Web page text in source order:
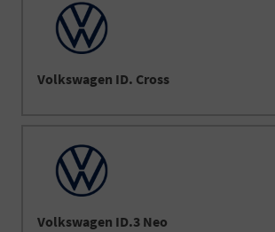
Volkswagen ID. Cross
Volkswagen ID.3 Neo